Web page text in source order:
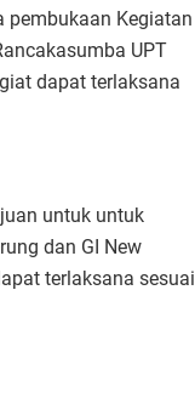
pembukaan Kegiatan
UPT
dapat terlaksana
untuk untuk
dan GI New
terlaksana sesuai